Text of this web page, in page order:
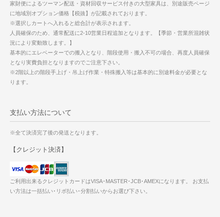
家財便によるツーマン配送・資材回収サービス付きの大型家具は、別途販売ページ
に地域別オプション価格【税抜】が記載されております。
※選択しカートへ入れると総合計が表示されます。
人員確保のため、通常配送に2-10営業日程追加となります。【季節・営業所混雑状
況により変動致します。】
基本的にエレベーターでの搬入となり、階段使用・搬入不可の場合、再度人員確保
となり実費負担となりますのでご注意下さい。
※2階以上の階段手上げ・吊上げ作業・特殊搬入等は基本的に別途料金が必要とな
ります。
支払い方法について
※全て決済完了後の発送となります。
【クレジット決済】
ご利用出来るクレジットカードはVISA･MASTER･JCB･AMEXになります。 お支払
い方法は一括払い･リボ払い･分割払いからお選び下さい。